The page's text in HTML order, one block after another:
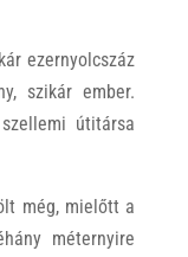
ezernyolcszáz
szikár ember.
útitársa
még, mielőtt a
méternyire